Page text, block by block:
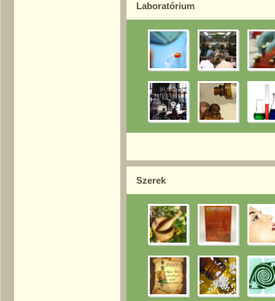
Laboratórium
Szerek